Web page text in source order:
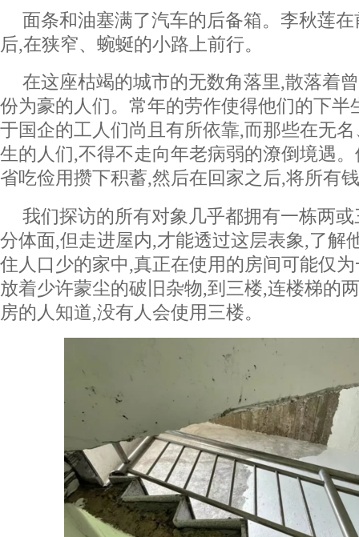
面条和油塞满了汽车的后备箱。李秋莲
后,在狭窄、蜿蜒的小路上前行。
在这座枯竭的城市的无数角落里,散落着
份为豪的人们。常年的劳作使得他们的下半
于国企的工人们尚且有所依靠,而那些在无
生的人们,不得不走向年老病弱的潦倒境遇
省吃俭用攒下积蓄,然后在回家之后,将所有
我们探访的所有对象几乎都拥有一栋两
分体面,但走进屋内,才能透过这层表象,了解
住人口少的家中,真正在使用的房间可能仅
放着少许蒙尘的破旧杂物,到三楼,连楼梯的
房的人知道,没有人会使用三楼。